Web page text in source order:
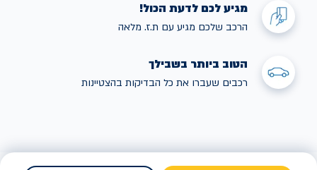
מגיע לכם לדעת הכול!
הרכב שלכם מגיע עם ת.ז. מלאה
הטוב ביותר בשבילך
רכבים שעברו את כל הבדיקות בהצטיינות